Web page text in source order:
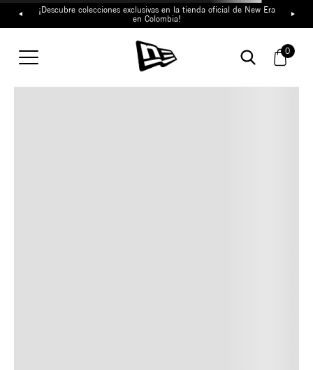
¡Descubre colecciones exclusivas en la tienda oficial de New Era
en Colombia!
0
TAMBIÉN TE PUEDE
INTERESAR